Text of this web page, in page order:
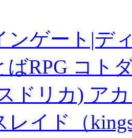
ンゲート|デ
ばRPG コト
ドリカ) ア
レイド（